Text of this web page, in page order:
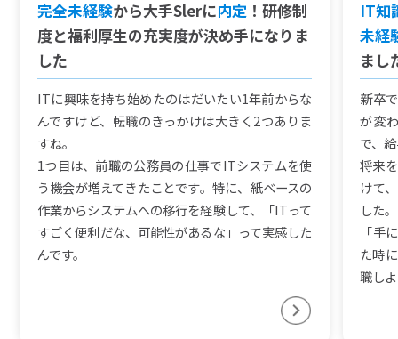
完全未経験から大手Slerに内定 ！研修制
度と福利厚生の充実度が決め手になりま
した
ITに興味を持ち始めたのはだいたい1年前からな
んですけど、転職のきっかけは大きく2つありま
すね。
1つ目は、前職の公務員の仕事でITシステムを使
う機会が増えてきたことです。特に、紙ベースの
作業からシステムへの移行を経験して、「ITって
すごく便利だな、可能性があるな」って実感した
んです。
IT知
未経
まし
新卒
が変
で、
将来
けて
した。
「手
た時
職し